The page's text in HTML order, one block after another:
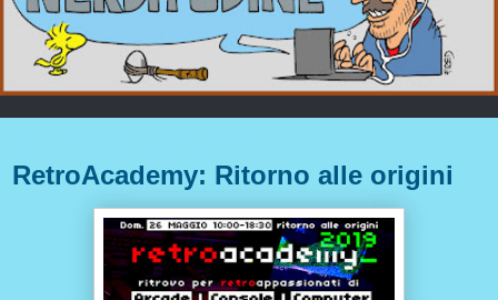
RetroAcademy: Ritorno alle origini